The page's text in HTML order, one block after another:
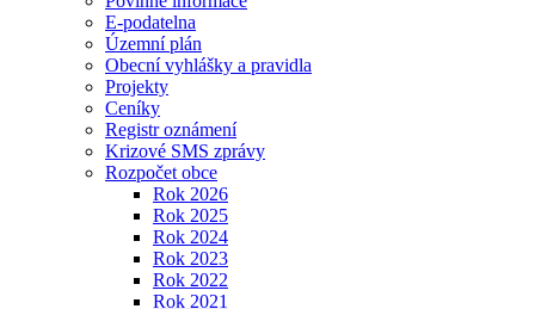
E-podatelna
Územní plán
Obecní vyhlášky a pravidla
Projekty
Ceníky
Registr oznámení
Krizové SMS zprávy
Rozpočet obce
Rok 2026
Rok 2025
Rok 2024
Rok 2023
Rok 2022
Rok 2021